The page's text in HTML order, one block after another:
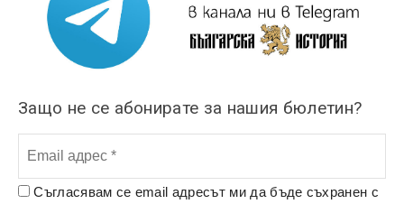
Защо не се абонирате за нашия бюлетин?
Съгласявам се email адресът ми да бъде съхранен с